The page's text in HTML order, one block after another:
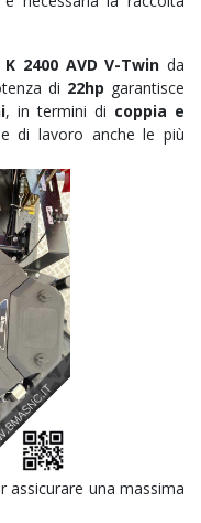
K 2400 AVD V-Twin da
di 22hp garantisce
, in termini di coppia e
di lavoro anche le più
assicurare una massima